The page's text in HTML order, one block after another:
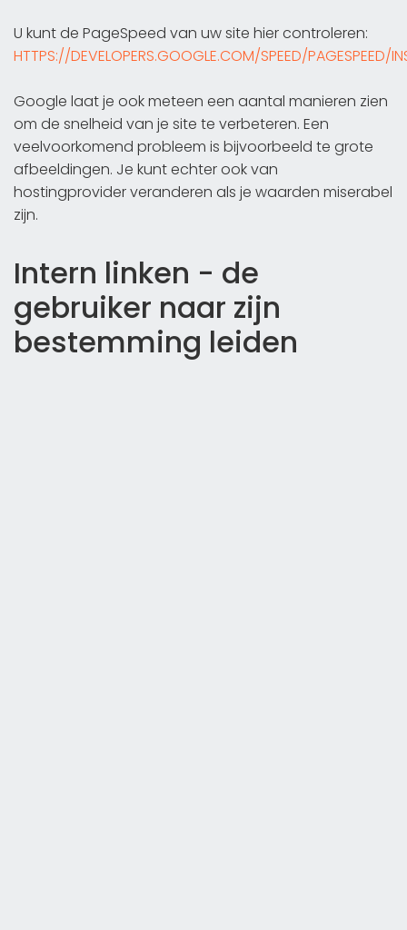
U kunt de PageSpeed van uw site hier controleren:
HTTPS://DEVELOPERS.GOOGLE.COM/SPEED/PAGESPEED/
Google laat je ook meteen een aantal manieren zien
om de snelheid van je site te verbeteren. Een
veelvoorkomend probleem is bijvoorbeeld te grote
afbeeldingen. Je kunt echter ook van
hostingprovider veranderen als je waarden miserabel
zijn.
Intern linken - de
gebruiker naar zijn
bestemming leiden